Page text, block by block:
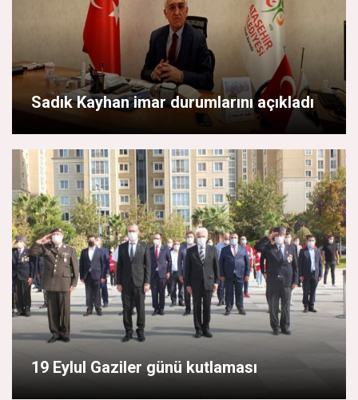
Sadık Kayhan imar durumlarını açıkladı
19 Eylul Gaziler günü kutlaması